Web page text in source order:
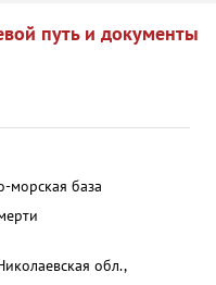
путь и документы
морская база
обл.,